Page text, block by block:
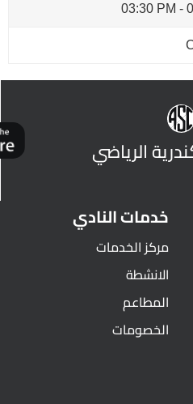
-
03:30 PM
الرياضي
خدمات النادي
مركز الخدمات
الانشطة
المطاعم
الخصومات